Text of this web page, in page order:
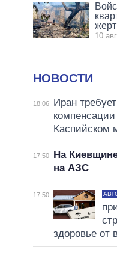
10
НОВОСТИ
18:06
Иран
Каспийском
17:50
На
на АЗС
17:50
здоровье от